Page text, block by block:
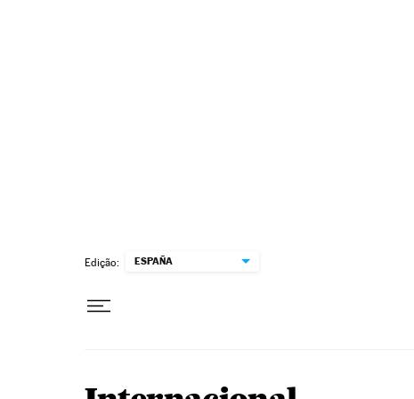
Edição: ESPAÑA